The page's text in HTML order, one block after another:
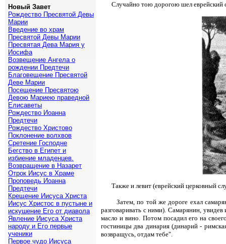
Случайно тою дорогою шел еврейский
Также и левит (еврейский церковный
Затем, по той же дороге ехал
разговаривать с ними). Самарянин,
масло и вино. Потом посадил его на
гостиницы два динария (динарий -
возвращусь, отдам тебе".
Новый Завет
Рождество Пресвятой Девы
Марии
Введение во храм
Пресвятой Девы Марии
Пресвятая Дева Мария у
Иосифа
Возвещение Ангела о
рождении Предтечи
Благовещение Пресвятой
Деве Марии
Посещение Пресвятою
Девою Мариею праведной
Елисаветы
Рождество Иоанна
Предтечи
Рождество Христово
Поклонение волхвов
Сретение Господне
Бегство в Египет и
избиение младенцев.
Возвращение в Назарет
Отрок Иисус в Храме
Проповедь Иоанна
Предтечи
Крещение Иисуса Христа
Иисус Христос в пустыне и
искушение Его от диавола
Явление Иисуса Христа
народу и Его первые
ученики
Первое чудо Иисуса